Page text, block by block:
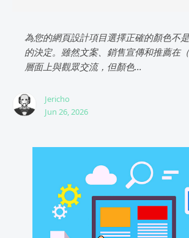
為您的網頁設計項目選擇正確的顏色不
的決定。雖然文案、銷售宣傳和推薦在
層面上與觀眾交流，但顏色...
Jericho
Jun 26, 2026